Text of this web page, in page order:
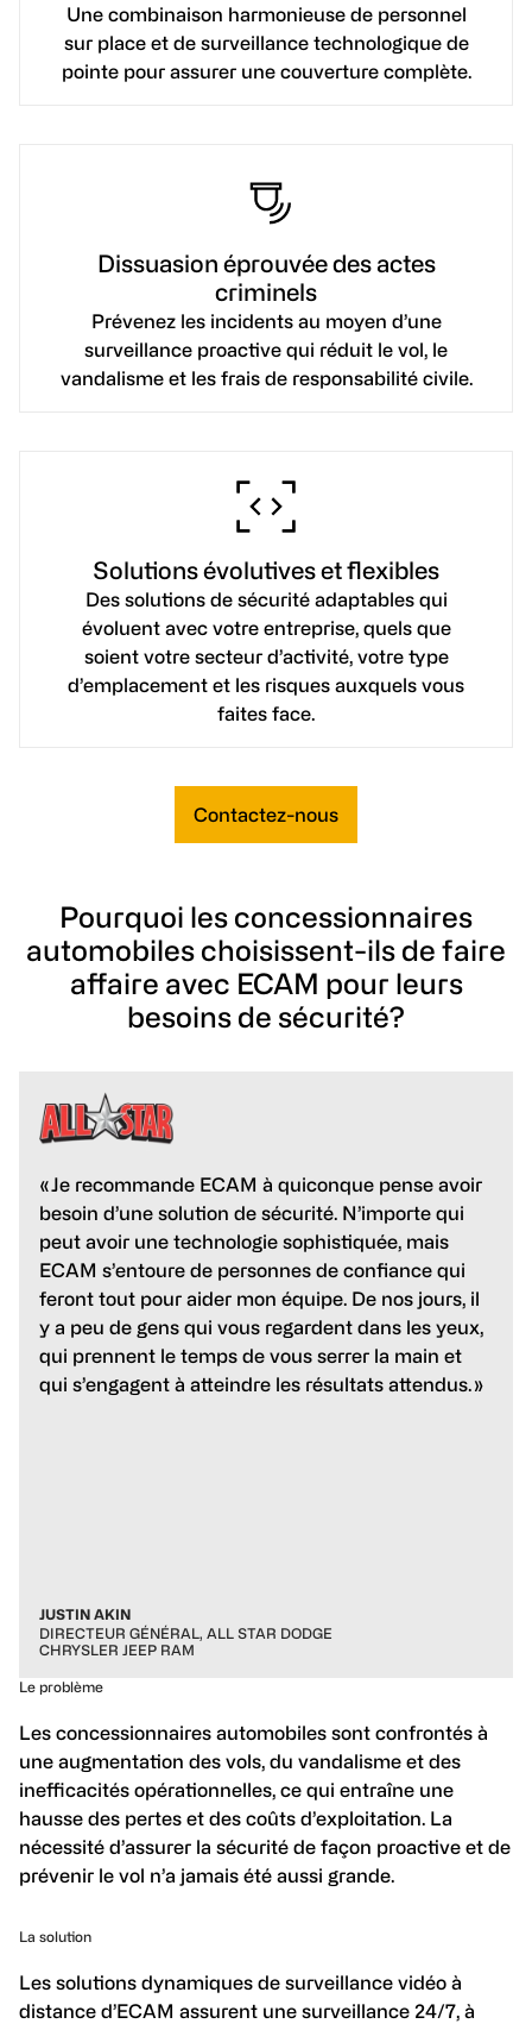
Une combinaison harmonieuse de personnel
sur place et de surveillance technologique de
pointe pour assurer une couverture complète.
Dissuasion éprouvée des actes
criminels
Prévenez les incidents au moyen d’une
surveillance proactive qui réduit le vol, le
vandalisme et les frais de responsabilité civile.
Solutions évolutives et flexibles
Des solutions de sécurité adaptables qui
évoluent avec votre entreprise, quels que
soient votre secteur d’activité, votre type
d’emplacement et les risques auxquels vous
faites face.
Contactez-nous
Pourquoi les concessionnaires
automobiles choisissent-ils de faire
affaire avec ECAM pour leurs
besoins de sécurité?
Le problème
Les concessionnaires automobiles sont confrontés à
une augmentation des vols, du vandalisme et des
inefficacités opérationnelles, ce qui entraîne une
hausse des pertes et des coûts d’exploitation. La
nécessité d’assurer la sécurité de façon proactive et de
prévenir le vol n’a jamais été aussi grande.
La solution
Les solutions dynamiques de surveillance vidéo à
distance d’ECAM assurent une surveillance 24/7, à
« Je recommande ECAM à quiconque pense avoir
besoin d’une solution de sécurité. N’importe qui
peut avoir une technologie sophistiquée, mais
ECAM s’entoure de personnes de confiance qui
feront tout pour aider mon équipe. De nos jours, il
y a peu de gens qui vous regardent dans les yeux,
qui prennent le temps de vous serrer la main et
qui s’engagent à atteindre les résultats attendus. »
JUSTIN AKIN
DIRECTEUR GÉNÉRAL, ALL STAR DODGE
CHRYSLER JEEP RAM